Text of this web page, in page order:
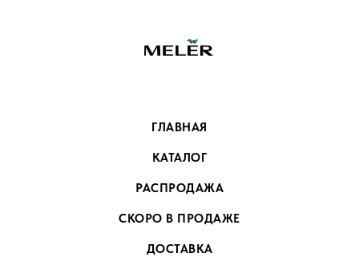
ГЛАВНАЯ
КАТАЛОГ
РАСПРОДАЖА
СКОРО В ПРОДАЖЕ
ДОСТАВКА